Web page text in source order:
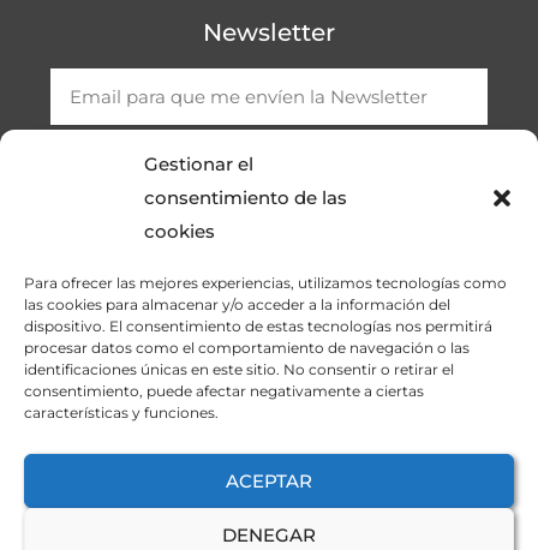
Gestionar el
consentimiento de las
cookies
Para ofrecer las mejores experiencias, utilizamos tecnologías como
las cookies para almacenar y/o acceder a la información del
dispositivo. El consentimiento de estas tecnologías nos permitirá
procesar datos como el comportamiento de navegación o las
identificaciones únicas en este sitio. No consentir o retirar el
consentimiento, puede afectar negativamente a ciertas
características y funciones.
ACEPTAR
DENEGAR
Newsletter
SUSCRIBIRME